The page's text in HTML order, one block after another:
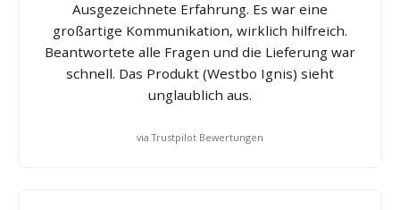
Ausgezeichnete Erfahrung. Es war eine
großartige Kommunikation, wirklich hilfreich.
Beantwortete alle Fragen und die Lieferung war
schnell. Das Produkt (Westbo Ignis) sieht
unglaublich aus.
via Trustpilot Bewertungen